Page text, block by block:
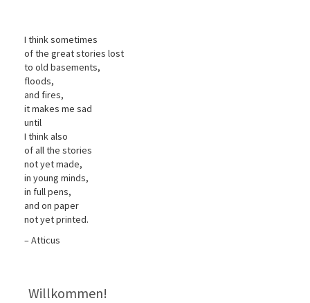
I think sometimes
of the great stories lost
to old basements,
floods,
and fires,
it makes me sad
until
I think also
of all the stories
not yet made,
in young minds,
in full pens,
and on paper
not yet printed.
– Atticus
Willkommen!